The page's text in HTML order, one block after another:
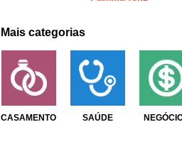
Mais categorias
CASAMENTO SAÚDE